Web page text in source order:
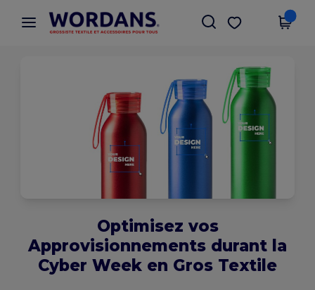
× Appli Wordans
Meilleurs prix sur l’app !
Obtenir l'appli
Optimisez vos
Approvisionnements durant la
Cyber Week en Gros Textile